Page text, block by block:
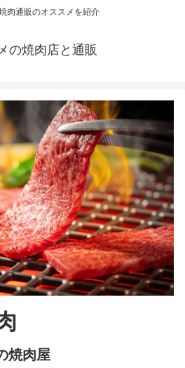
肉通販のオススメを紹介
の焼肉店と通販
焼肉屋